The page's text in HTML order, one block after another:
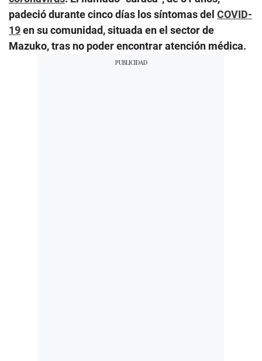
padeció durante cinco días los síntomas del COVID-
19en su comunidad, situada en el sector de
Mazuko, tras no poder encontrar atención médica.